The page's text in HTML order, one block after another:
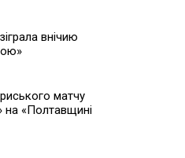
внічию
матчу
на «Полтавщині